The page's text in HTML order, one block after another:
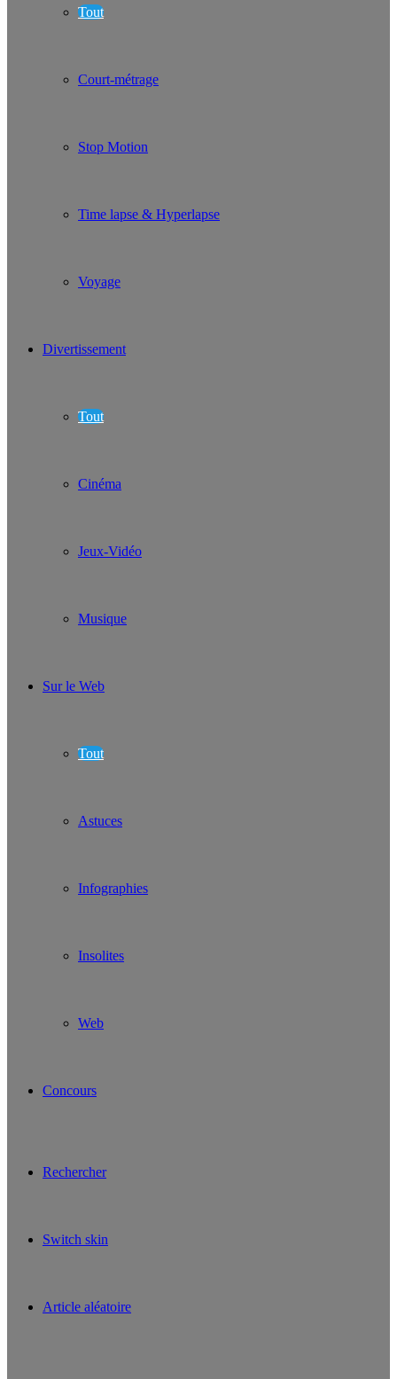
Tout
Court-métrage
Stop Motion
Time lapse & Hyperlapse
Voyage
Divertissement
Tout
Cinéma
Jeux-Vidéo
Musique
Sur le Web
Tout
Astuces
Infographies
Insolites
Web
Concours
Rechercher
Switch skin
Article aléatoire